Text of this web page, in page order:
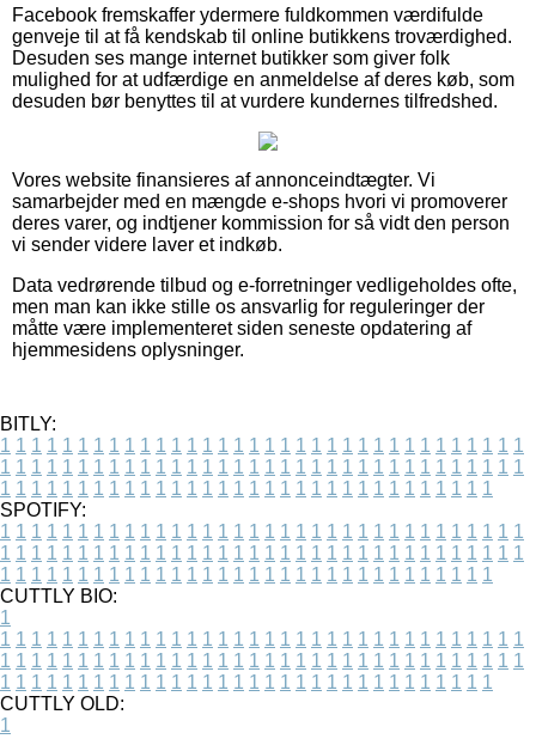
Facebook fremskaffer ydermere fuldkommen værdifulde
genveje til at få kendskab til online butikkens troværdighed.
Desuden ses mange internet butikker som giver folk
mulighed for at udfærdige en anmeldelse af deres køb, som
desuden bør benyttes til at vurdere kundernes tilfredshed.
Vores website finansieres af annonceindtægter. Vi
samarbejder med en mængde e-shops hvori vi promoverer
deres varer, og indtjener kommission for så vidt den person
vi sender videre laver et indkøb.
Data vedrørende tilbud og e-forretninger vedligeholdes ofte,
men man kan ikke stille os ansvarlig for reguleringer der
måtte være implementeret siden seneste opdatering af
hjemmesidens oplysninger.
BITLY:
1 1 1 1 1 1 1 1 1 1 1 1 1 1 1 1 1 1 1 1 1 1 1 1 1 1 1 1 1 1 1 1 1 1
1 1 1 1 1 1 1 1 1 1 1 1 1 1 1 1 1 1 1 1 1 1 1 1 1 1 1 1 1 1 1 1 1 1
1 1 1 1 1 1 1 1 1 1 1 1 1 1 1 1 1 1 1 1 1 1 1 1 1 1 1 1 1 1 1 1
SPOTIFY:
1 1 1 1 1 1 1 1 1 1 1 1 1 1 1 1 1 1 1 1 1 1 1 1 1 1 1 1 1 1 1 1 1 1
1 1 1 1 1 1 1 1 1 1 1 1 1 1 1 1 1 1 1 1 1 1 1 1 1 1 1 1 1 1 1 1 1 1
1 1 1 1 1 1 1 1 1 1 1 1 1 1 1 1 1 1 1 1 1 1 1 1 1 1 1 1 1 1 1 1
CUTTLY BIO:
1
1 1 1 1 1 1 1 1 1 1 1 1 1 1 1 1 1 1 1 1 1 1 1 1 1 1 1 1 1 1 1 1 1 1
1 1 1 1 1 1 1 1 1 1 1 1 1 1 1 1 1 1 1 1 1 1 1 1 1 1 1 1 1 1 1 1 1 1
1 1 1 1 1 1 1 1 1 1 1 1 1 1 1 1 1 1 1 1 1 1 1 1 1 1 1 1 1 1 1 1
CUTTLY OLD:
1